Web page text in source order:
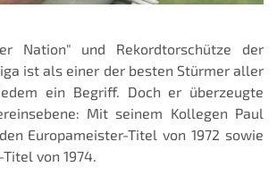
Nation" und Rekordtorschütze der
ist als einer der besten Stürmer aller
ein Begriff. Doch er überzeugte
Mit seinem Kollegen Paul
Europameister-Titel von 1972 sowie
von 1974.